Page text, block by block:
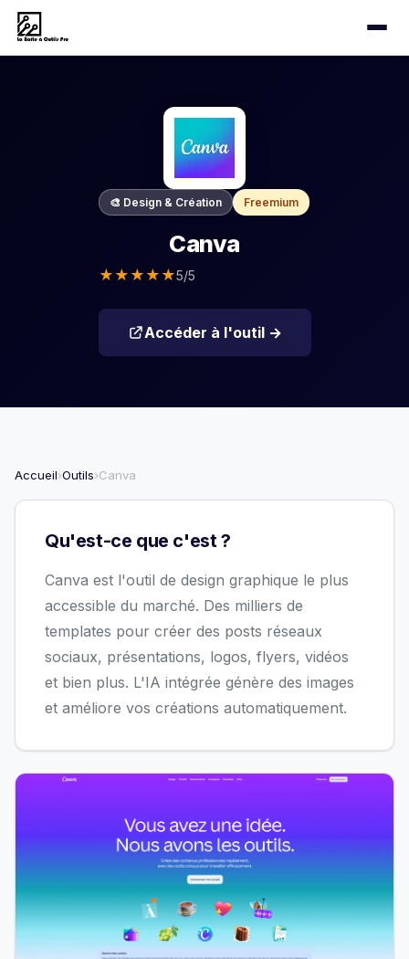
🎨 Design & Création Freemium
Canva
★ ★ ★ ★ ★5/5
Accéder à l'outil →
Accueil›Outils›Canva
Qu'est-ce que c'est ?
Canva est l'outil de design graphique le plus
accessible du marché. Des milliers de
templates pour créer des posts réseaux
sociaux, présentations, logos, flyers, vidéos
et bien plus. L'IA intégrée génère des images
et améliore vos créations automatiquement.